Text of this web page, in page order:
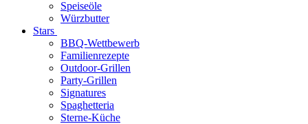
Speiseöle
Würzbutter
Stars
BBQ-Wettbewerb
Familienrezepte
Outdoor-Grillen
Party-Grillen
Signatures
Spaghetteria
Sterne-Küche